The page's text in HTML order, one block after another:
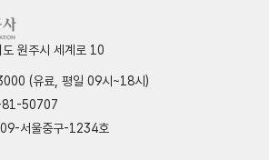
원주시 세계로 10
(유료, 평일 09시~18시)
50707
서울중구-1234호